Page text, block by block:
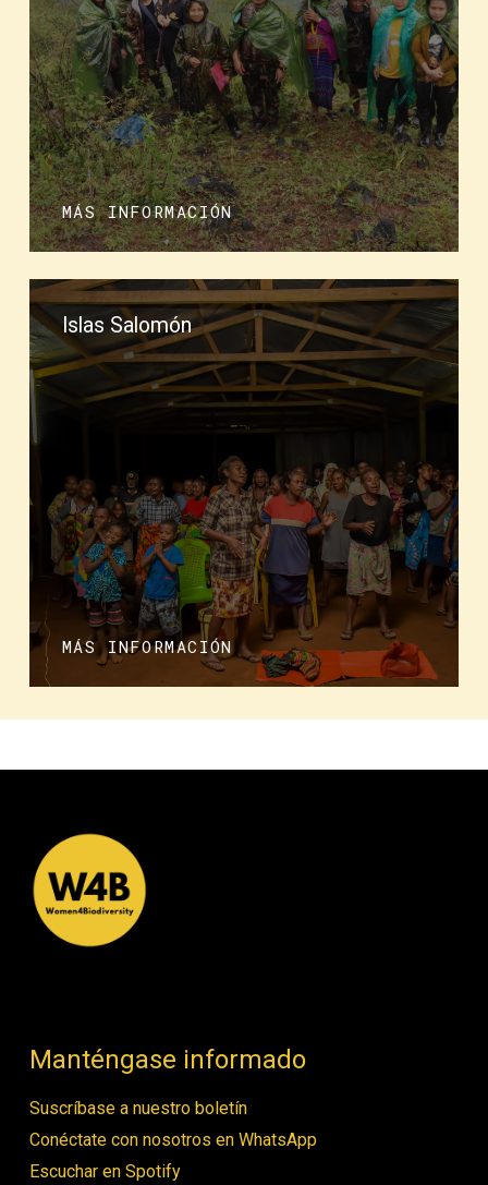
MÁS INFORMACIÓN
Islas Salomón
MÁS INFORMACIÓN
Manténgase informado
Suscríbase a nuestro boletín
Conéctate con nosotros en WhatsApp
Escuchar en Spotify